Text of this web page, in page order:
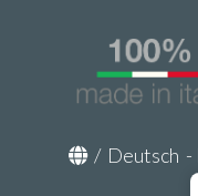
/ Deutsch -